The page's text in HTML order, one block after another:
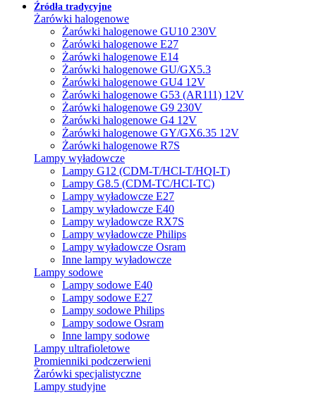
Źródła tradycyjne
Żarówki halogenowe
Żarówki halogenowe GU10 230V
Żarówki halogenowe E27
Żarówki halogenowe E14
Żarówki halogenowe GU/GX5.3
Żarówki halogenowe GU4 12V
Żarówki halogenowe G53 (AR111) 12V
Żarówki halogenowe G9 230V
Żarówki halogenowe G4 12V
Żarówki halogenowe GY/GX6.35 12V
Żarówki halogenowe R7S
Lampy wyładowcze
Lampy G12 (CDM-T/HCI-T/HQI-T)
Lampy G8.5 (CDM-TC/HCI-TC)
Lampy wyładowcze E27
Lampy wyładowcze E40
Lampy wyładowcze RX7S
Lampy wyładowcze Philips
Lampy wyładowcze Osram
Inne lampy wyładowcze
Lampy sodowe
Lampy sodowe E40
Lampy sodowe E27
Lampy sodowe Philips
Lampy sodowe Osram
Inne lampy sodowe
Lampy ultrafioletowe
Promienniki podczerwieni
Żarówki specjalistyczne
Lampy studyjne